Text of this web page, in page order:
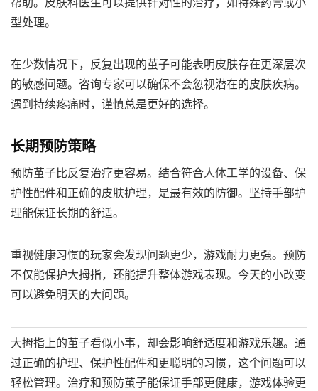
型处理。
在少数情况下，反复出现的茧子可能表明皮肤存在更深层次
的敏感问题。咨询专家可以确保不会忽视潜在的皮肤疾病。
遇到持续疼痛时，谨慎总是更好的选择。
长期预防策略
预防茧子比反复治疗更容易。结合符合人体工学的设备、保
护性配件和正确的皮肤护理，是最有效的防御。坚持手部护
理能保证长期的舒适。
重视健康习惯的玩家会发现问题更少，游戏耐力更强。预防
不仅能保护大拇指，还能提升整体游戏表现。今天的小改变
可以避免明天的大问题。
大拇指上的茧子看似小事，却会影响舒适度和游戏乐趣。通
过正确的护理、保护性配件和更聪明的习惯，这个问题可以
轻松管理。治疗和预防茧子能保证手部更健康，游戏体验更